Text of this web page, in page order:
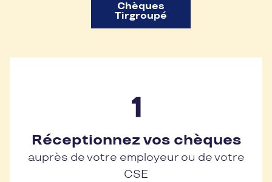
Chèques
Tirgroupé
Réceptionnez vos chèques
auprès de votre employeur ou de votre
CSE